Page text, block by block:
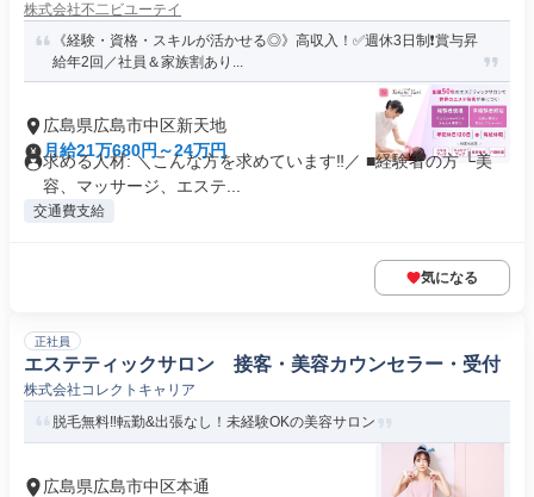
株式会社不二ビユーテイ
《経験・資格・スキルが活かせる◎》高収入！✅週休3日制❗️賞与昇
給年2回／社員＆家族割あり...
広島県広島市中区新天地
月給21万680円～24万円
求める人材: ＼こんな方を求めています‼／ ■経験者の方 └美
容、マッサージ、エステ...
交通費支給
気になる
正社員
エステティックサロン 接客・美容カウンセラー・受付
株式会社コレクトキャリア
脱毛無料‼転勤&出張なし！未経験OKの美容サロン
広島県広島市中区本通